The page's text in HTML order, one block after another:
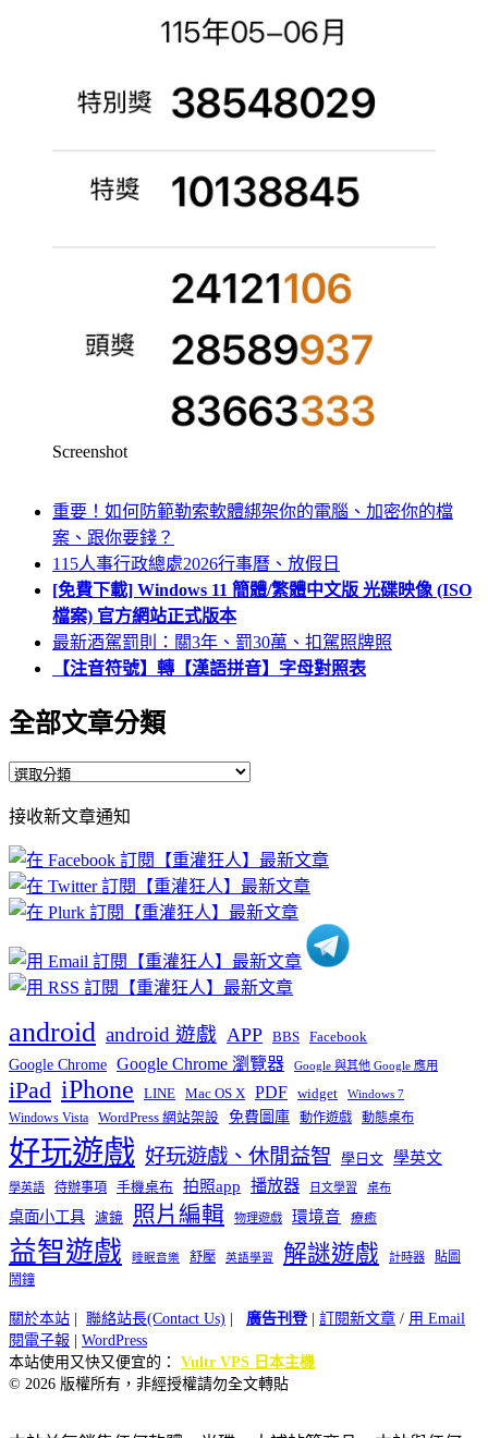
Screenshot
重要！如何防範勒索軟體綁架你的電腦、加密你的檔
案、跟你要錢？
115人事行政總處2026行事曆、放假日
[免費下載] Windows 11 簡體/繁體中文版 光碟映像 (ISO
檔案) 官方網站正式版本
最新酒駕罰則：關3年、罰30萬、扣駕照牌照
【注音符號】轉【漢語拼音】字母對照表
全部文章分類
全
文
章
分
類
接收新文章通知
android android 遊戲 APP BBS Facebook
Google Chrome Google Chrome 瀏覽器 Google 與其他 Google 應用
iPad iPhone LINE Mac OS X PDF widget Windows 7
Windows Vista WordPress 網站架設 免費圖庫 動作遊戲 動態桌布
好玩遊戲 好玩遊戲、休閒益智 學日文 學英文
學英語 待辦事項 手機桌布 拍照app 播放器 日文學習 桌布
桌面小工具 濾鏡 照片編輯 物理遊戲 環境音 療癒
益智遊戲 睡眠音樂 舒壓 英語學習 解謎遊戲 計時器
貼圖
鬧鐘
關於本站 | 聯絡站長(Contact Us) | 廣告刊登| 訂閱新文章 / 用 Email
閱電子報 | WordPress
本站使用又快又便宜的： Vultr VPS 日本主機
© 2026 版權所有，非經授權請勿全文轉貼